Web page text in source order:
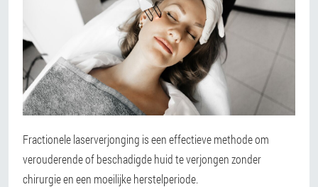
Fractionele laserverjonging is een effectieve methode om
verouderende of beschadigde huid te verjongen zonder
chirurgie en een moeilijke herstelperiode.